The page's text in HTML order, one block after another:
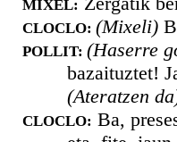
MIXEL:
CLOCLO: (Mixeli)
POLLIT: (Haserre
bazaituztet!
(Ateratzen
CLOCLO: Ba,